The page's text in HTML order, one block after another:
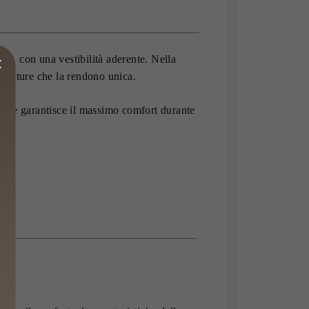
con una vestibilità aderente. Nella
che la rendono unica.
e garantisce il massimo comfort durante